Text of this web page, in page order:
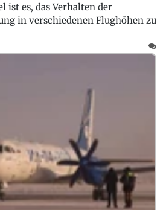
ist es, das Verhalten der
in verschiedenen Flughöhen zu